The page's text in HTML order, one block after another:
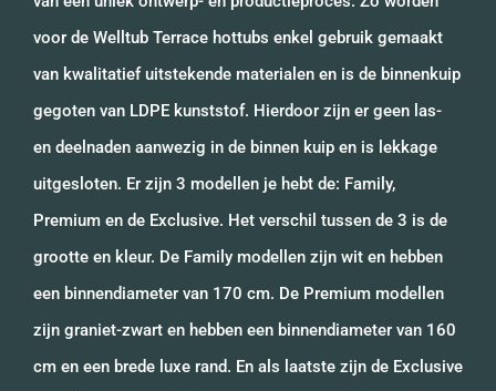
voor de Welltub Terrace hottubs enkel gebruik gemaakt
van kwalitatief uitstekende materialen en is de binnenkuip
gegoten van LDPE kunststof. Hierdoor zijn er geen las-
en deelnaden aanwezig in de binnen kuip en is lekkage
uitgesloten. Er zijn 3 modellen je hebt de: Family,
Premium en de Exclusive. Het verschil tussen de 3 is de
grootte en kleur. De Family modellen zijn wit en hebben
een binnendiameter van 170 cm. De Premium modellen
zijn graniet-zwart en hebben een binnendiameter van 160
cm en een brede luxe rand. En als laatste zijn de Exclusive